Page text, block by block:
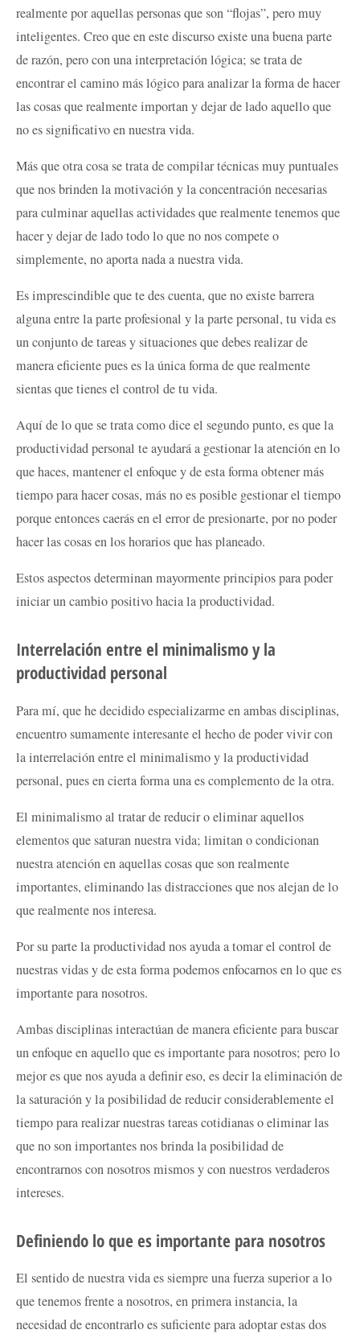
realmente por aquellas personas que son “flojas”, pero muy
inteligentes. Creo que en este discurso existe una buena parte
de razón, pero con una interpretación lógica; se trata de
encontrar el camino más lógico para analizar la forma de hacer
las cosas que realmente importan y dejar de lado aquello que
no es significativo en nuestra vida.
Más que otra cosa se trata de compilar técnicas muy puntuales
que nos brinden la motivación y la concentración necesarias
para culminar aquellas actividades que realmente tenemos que
hacer y dejar de lado todo lo que no nos compete o
simplemente, no aporta nada a nuestra vida.
Es imprescindible que te des cuenta, que no existe barrera
alguna entre la parte profesional y la parte personal, tu vida es
un conjunto de tareas y situaciones que debes realizar de
manera eficiente pues es la única forma de que realmente
sientas que tienes el control de tu vida.
Aquí de lo que se trata como dice el segundo punto, es que la
productividad personal te ayudará a gestionar la atención en lo
que haces, mantener el enfoque y de esta forma obtener más
tiempo para hacer cosas, más no es posible gestionar el tiempo
porque entonces caerás en el error de presionarte, por no poder
hacer las cosas en los horarios que has planeado.
Estos aspectos determinan mayormente principios para poder
iniciar un cambio positivo hacia la productividad.
Interrelación entre el minimalismo y la
productividad personal
Para mí, que he decidido especializarme en ambas disciplinas,
encuentro sumamente interesante el hecho de poder vivir con
la interrelación entre el minimalismo y la productividad
personal, pues en cierta forma una es complemento de la otra.
El minimalismo al tratar de reducir o eliminar aquellos
elementos que saturan nuestra vida; limitan o condicionan
nuestra atención en aquellas cosas que son realmente
importantes, eliminando las distracciones que nos alejan de lo
que realmente nos interesa.
Por su parte la productividad nos ayuda a tomar el control de
nuestras vidas y de esta forma podemos enfocarnos en lo que es
importante para nosotros.
Ambas disciplinas interactúan de manera eficiente para buscar
un enfoque en aquello que es importante para nosotros; pero lo
mejor es que nos ayuda a definir eso, es decir la eliminación de
la saturación y la posibilidad de reducir considerablemente el
tiempo para realizar nuestras tareas cotidianas o eliminar las
que no son importantes nos brinda la posibilidad de
encontrarnos con nosotros mismos y con nuestros verdaderos
intereses.
Definiendo lo que es importante para nosotros
El sentido de nuestra vida es siempre una fuerza superior a lo
que tenemos frente a nosotros, en primera instancia, la
necesidad de encontrarlo es suficiente para adoptar estas dos